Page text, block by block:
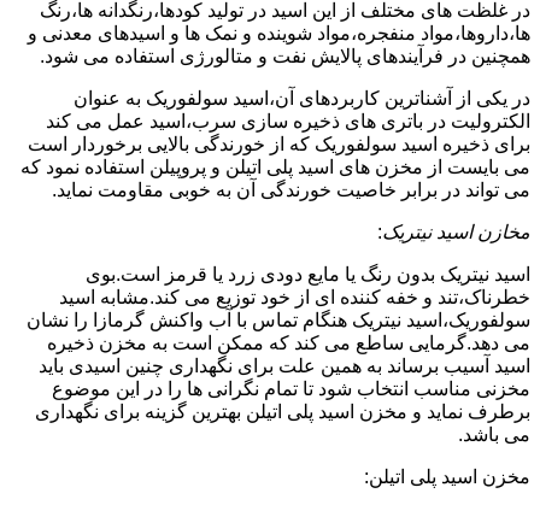
در غلظت های مختلف از این اسید در تولید کودها،رنگدانه ها،رنگ
ها،داروها،مواد منفجره،مواد شوینده و نمک ها و اسیدهای معدنی و
همچنین در فرآیندهای پالایش نفت و متالورژی استفاده می شود.
در یکی از آشناترین کاربردهای آن،اسید سولفوریک به عنوان
الکترولیت در باتری های ذخیره سازی سرب،اسید عمل می کند
برای ذخیره اسید سولفوریک که از خورندگی بالایی برخوردار است
می بایست از مخزن های اسید پلی اتیلن و پروپیلن استفاده نمود که
می تواند در برابر خاصیت خورندگی آن به خوبی مقاومت نماید.
مخازن اسید نیتریک:
اسید نیتریک بدون رنگ یا مایع دودی زرد یا قرمز است.بوی
خطرناک،تند و خفه کننده ای از خود توزیع می کند.مشابه اسید
سولفوریک،اسید نیتریک هنگام تماس با آب واکنش گرمازا را نشان
می دهد.گرمایی ساطع می کند که ممکن است به مخزن ذخیره
اسید آسیب برساند به همین علت برای نگهداری چنین اسیدی باید
مخزنی مناسب انتخاب شود تا تمام نگرانی ها را در این موضوع
برطرف نماید و مخزن اسید پلی اتیلن بهترین گزینه برای نگهداری
می باشد.
مخزن اسید پلی اتیلن: